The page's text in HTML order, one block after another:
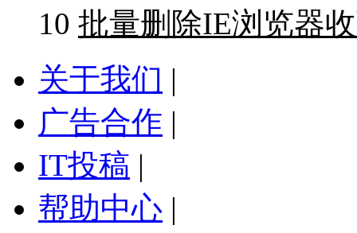
10 批量删除IE浏览器
关于我们 |
广告合作 |
IT投稿 |
帮助中心 |